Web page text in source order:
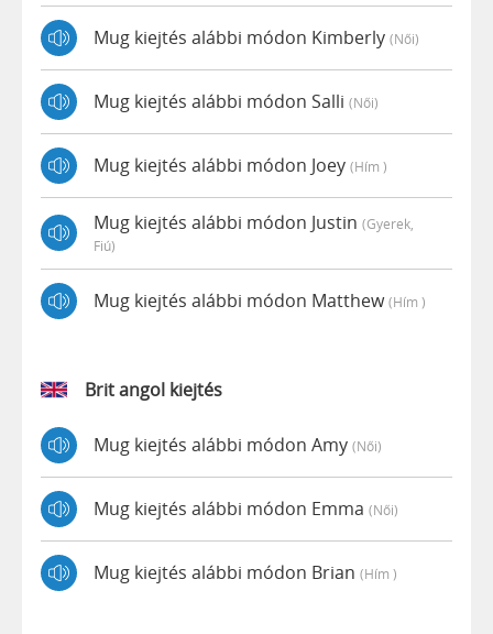
Mug kiejtés alábbi módon Kimberly (női)
Mug kiejtés alábbi módon Salli (női)
Mug kiejtés alábbi módon Joey (hím )
Mug kiejtés alábbi módon Justin (gyerek,
Fiú)
Mug kiejtés alábbi módon Matthew(hím )
Brit angol kiejtés
Mug kiejtés alábbi módon Amy (női)
Mug kiejtés alábbi módon Emma (női)
Mug kiejtés alábbi módon Brian (hím )